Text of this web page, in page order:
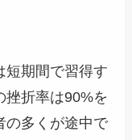
短期間で習得す
挫折率は90%を
の多くが途中で